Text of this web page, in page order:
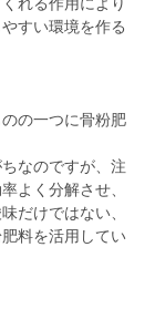
すい環境を作る
の一つに骨粉肥
なのですが、注
よく分解させ、
だけではない、
料を活用してい